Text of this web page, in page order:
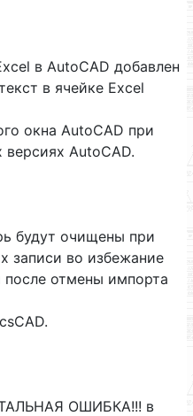
в AutoCAD добавлен
в ячейке Excel
окна AutoCAD при
версиях AutoCAD.
будут очищены при
записи во избежание
после отмены импорта
ОШИБКА!!! в